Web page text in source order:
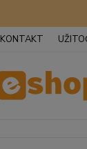
KONTAKT